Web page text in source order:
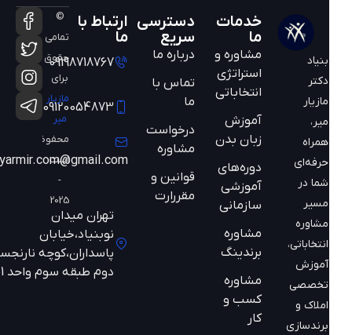
مازیار
همراه
حرفه‌ای
شما در
مسیر
مشاوره
انتخاباتی،
آموزش
تخصصی
املاک و
برندسازی
خدمات
مشاوره و
استراتژی
انتخاباتی
آموزش
زبان بدن
دوره‌های
آموزشی
سازمانی
مشاوره
برندینگ
مشاوره
کسب و
دسترسی
سریع
درباره ما
تماس با
ما
درخواست
مشاوره
قوانین و
مقررارت
ارتباط با
09198718767
09120054873
mazyarmir.com@gmail.com
تهران میدان
نوبنیاد،خیابان
پاسداران،کوچه نارنجستان
دوم طبقه سوم واحد 301
©
تمامی
حقوق
مازیار
محفوظ
است